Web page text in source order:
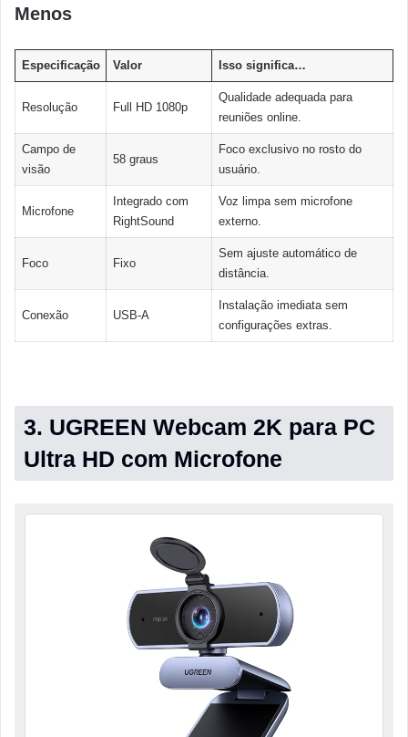
Menos
Especificação Valor Isso significa…
Resolução Full HD 1080p
Qualidade adequada para
reuniões online.
Campo de
visão
58 graus
Foco exclusivo no rosto do
usuário.
Microfone
Integrado com
RightSound
Voz limpa sem microfone
externo.
Foco Fixo
Sem ajuste automático de
distância.
Conexão USB-A
Instalação imediata sem
configurações extras.
3. UGREEN Webcam 2K para PC
Ultra HD com Microfone